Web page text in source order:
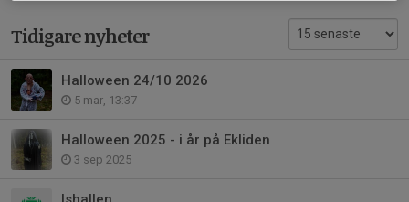
Tidigare nyheter
Halloween 24/10 2026
5 mar, 13:37
Halloween 2025 - i år på Ekliden
3 sep 2025